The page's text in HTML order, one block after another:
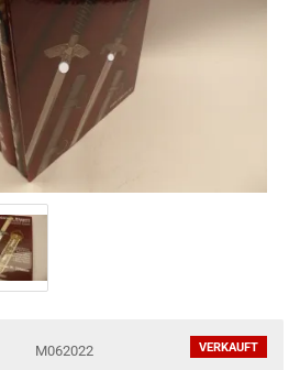
VERKAUFT
M062022